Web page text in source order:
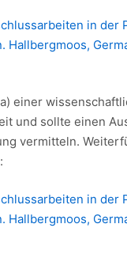
in der
einer
und sollte einen
vermitteln.
in der